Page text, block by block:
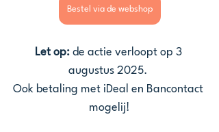
Bestel via de webshop
Let op: de actie verloopt op 3
augustus 2025.
Ook betaling met iDeal en Bancontact
mogelij!